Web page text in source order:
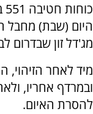
היום (שבת) מחבל
מג'דל זון שבדרום
מיד לאחר
ובמרדף אחריו,
להסרת האיום.